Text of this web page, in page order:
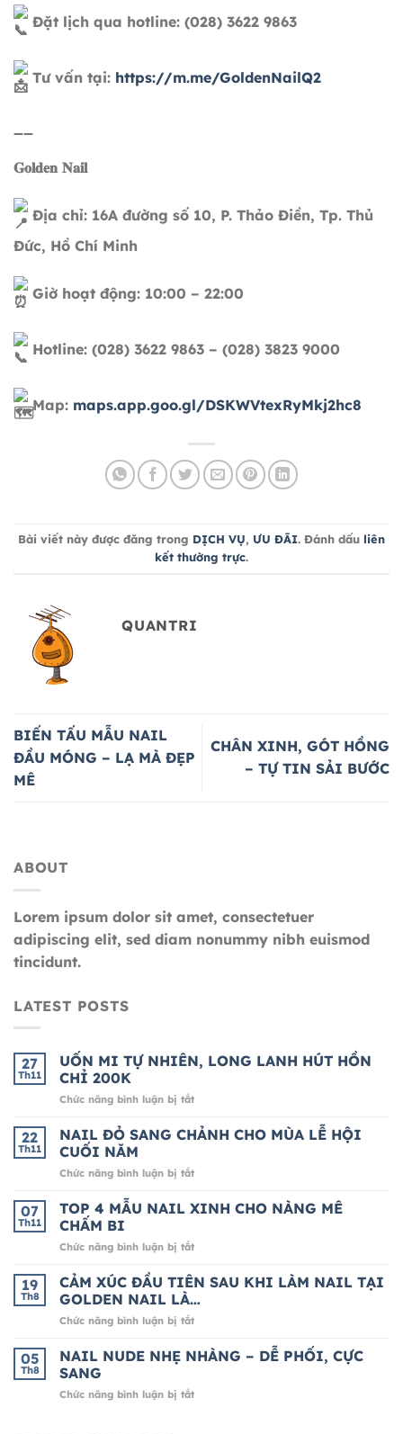
Đặt lịch qua hotline: (028) 3622 9863
Tư vấn tại: https://m.me/GoldenNailQ2
𝐆𝐨𝐥𝐝𝐞𝐧 𝐍𝐚𝐢𝐥
Địa chỉ: 16A đường số 10, P. Thảo Điền, Tp. Thủ
Đức, Hồ Chí Minh
Giờ hoạt động: 10:00 – 22:00
Hotline: (028) 3622 9863 – (028) 3823 9000
Map: maps.app.goo.gl/DSKWVtexRyMkj2hc8
Bài viết này được đăng trong DỊCH VỤ, ƯU ĐÃI. Đánh dấu liên
kết thường trực.
QUANTRI
BIẾN TẤU MẪU NAIL
ĐẦU MÓNG – LẠ MÀ ĐẸP
MÊ
CHÂN XINH, GÓT HỒNG
– TỰ TIN SẢI BƯỚC
ABOUT
Lorem ipsum dolor sit amet, consectetuer
adipiscing elit, sed diam nonummy nibh euismod
tincidunt.
LATEST POSTS
27
Th11
UỐN MI TỰ NHIÊN, LONG LANH HÚT HỒN
CHỈ 200K
Chức năng bình luận bị tắtở
MI
LONG
HÚT
22
Th11
NAIL ĐỎ SANG CHẢNH CHO MÙA LỄ HỘI
CUỐI NĂM
Chức năng bình luận bị tắtở
ĐỎ
CHO
LỄ
07
Th11
TOP 4 MẪU NAIL XINH CHO NÀNG MÊ
CHẤM BI
Chức năng bình luận bị tắtở
4
MẪU
NAIL
XINH
NÀNG
19
Th8
CẢM XÚC ĐẦU TIÊN SAU KHI LÀM NAIL TẠI
GOLDEN NAIL LÀ…
Chức năng bình luận bị tắtở
XÚC
SAU
05
Th8
NAIL NUDE NHẸ NHÀNG – DỄ PHỐI, CỰC
SANG
Chức năng bình luận bị tắtở